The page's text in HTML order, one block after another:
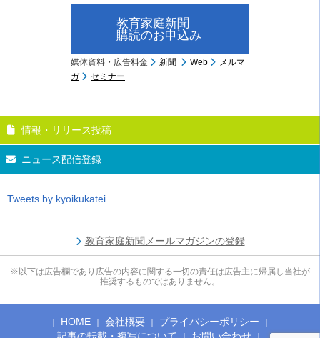
教育家庭新聞
購読のお申込み
媒体資料・広告料金 新聞 Web
メルマ
ガ
セミナー
情報・リリース投稿
ニュース配信登録
Tweets by kyoikukatei
教育家庭新聞メールマガジンの登録
※以下は広告欄であり広告の内容に関する一切の責任は広告主に帰属し当社が
推奨するものではありません。
HOME 会社概要
プライバシーポリシー
記事の転載・複写について
お問い合わせ